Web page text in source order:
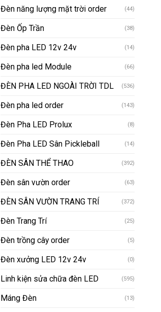
Đèn năng lượng mặt trời order (44)
Đèn Ốp Trần (38)
Đèn pha LED 12v 24v (14)
Đèn pha led Module (66)
ĐÈN PHA LED NGOÀI TRỜI TDL (536)
Đèn pha led order (143)
Đèn Pha LED Prolux (8)
Đèn Pha LED Sân Pickleball (14)
ĐÈN SÂN THỂ THAO (392)
Đèn sân vườn order (63)
ĐÈN SÂN VƯỜN TRANG TRÍ (372)
Đèn Trang Trí (25)
Đèn trồng cây order (5)
Đèn xưởng LED 12v 24v (0)
Linh kiện sửa chữa đèn LED (595)
Máng Đèn (13)